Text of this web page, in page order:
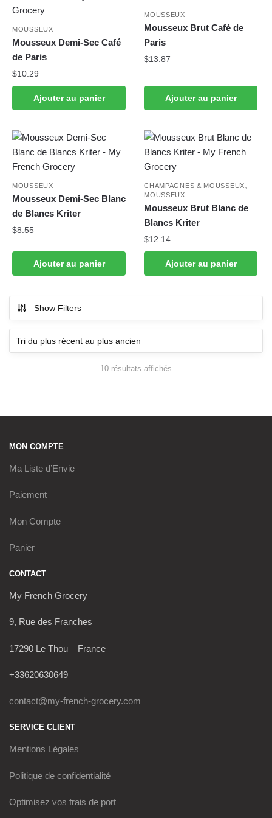
MOUSSEUX
Mousseux Demi-Sec Café
de Paris
$10.29
Ajouter au panier
MOUSSEUX
Mousseux Brut Café de
Paris
$13.87
Ajouter au panier
MOUSSEUX
Mousseux Demi-Sec Blanc
de Blancs Kriter
$8.55
Ajouter au panier
CHAMPAGNES & MOUSSEUX,
MOUSSEUX
Mousseux Brut Blanc de
Blancs Kriter
$12.14
Ajouter au panier
Show Filters
10 résultats affichés
MON COMPTE
Ma Liste d’Envie
Paiement
Mon Compte
Panier
CONTACT
My French Grocery
9, Rue des Franches
17290 Le Thou – France
+33620630649
contact@my-french-grocery.com
SERVICE CLIENT
Mentions Légales
Politique de confidentialité
Optimisez vos frais de port